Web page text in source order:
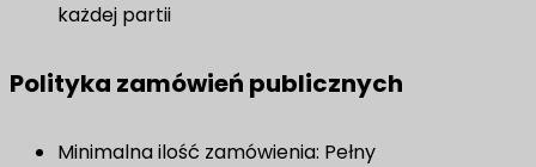
każdej partii
Polityka zamówień publicznych
Minimalna ilość zamówienia: Pełny